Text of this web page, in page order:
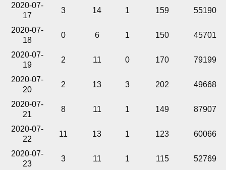
2020-07-
17
3 14 1 159 55190
2020-07-
18
0 6 1 150 45701
2020-07-
19
2 11 0 170 79199
2020-07-
20
2 13 3 202 49668
2020-07-
21
8 11 1 149 87907
2020-07-
22
11 13 1 123 60066
2020-07-
23
3 11 1 115 52769